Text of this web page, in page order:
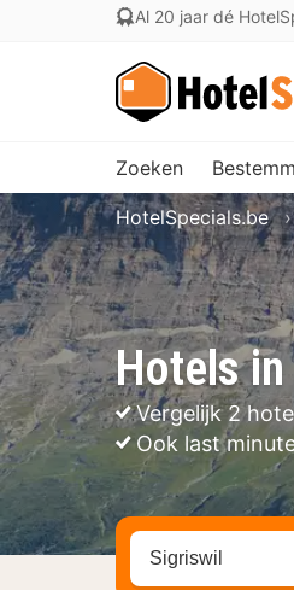
Al 20 jaar dé
Zoeken
Hotels
Vergelijk 2
Ook last
HotelSpecials.be
Zoek op hotel,